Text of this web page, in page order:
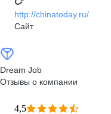
http://chinatoday.ru/
Сайт
Dream Job
Отзывы о компании
4,5